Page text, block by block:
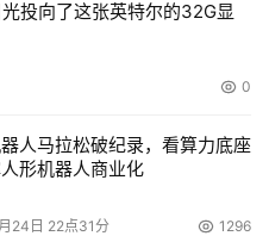
仅供参考，不构成投资建议。
投向了这张英特尔的32G显
0
人马拉松破纪录，看算力底座
形机器人商业化
24日 22点31分 1296